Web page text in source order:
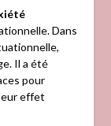
Dans
Il a été
pour
effet